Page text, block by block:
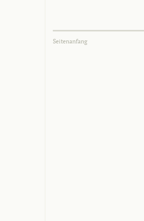
Seitenanfang